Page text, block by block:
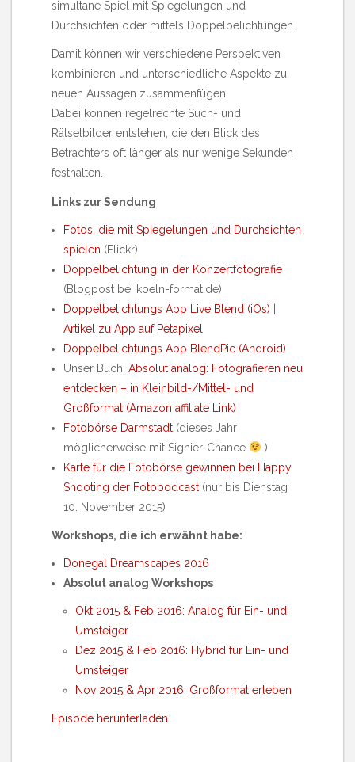
simultane Spiel mit Spiegelungen und
Durchsichten oder mittels Doppelbelichtungen.
Damit können wir verschiedene Perspektiven
kombinieren und unterschiedliche Aspekte zu
neuen Aussagen zusammenfügen.
Dabei können regelrechte Such- und
Rätselbilder entstehen, die den Blick des
Betrachters oft länger als nur wenige Sekunden
festhalten.
Links zur Sendung
Fotos, die mit Spiegelungen und Durchsichten
spielen (Flickr)
Doppelbelichtung in der Konzertfotografie
(Blogpost bei koeln-format.de)
Doppelbelichtungs App Live Blend (iOs)
Artikel zu App auf Petapixel
Doppelbelichtungs App BlendPic (Android)
Unser Buch: Absolut analog: Fotografieren neu
entdecken – in Kleinbild-/Mittel- und
Großformat (Amazon affiliate Link)
Fotobörse Darmstadt (dieses Jahr
möglicherweise mit Signier-Chance
)
Karte für die Fotobörse gewinnen bei Happy
Shooting der Fotopodcast (nur bis Dienstag
10. November 2015)
Workshops, die ich erwähnt habe:
Donegal Dreamscapes 2016
Absolut analog Workshops
Okt 2015 & Feb 2016: Analog für Ein- und
Umsteiger
Dez 2015 & Feb 2016: Hybrid für Ein- und
Umsteiger
Nov 2015 & Apr 2016: Großformat erleben
Episode herunterladen